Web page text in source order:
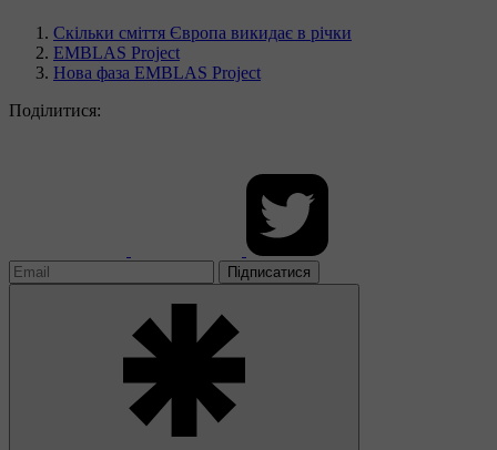
Скільки сміття Європа викидає в річки
EMBLAS Project
Нова фаза EMBLAS Project
Поділитися:
Підписатися